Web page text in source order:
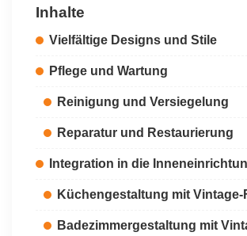
Inhalte
Vielfältige Designs und Stile
Pflege und Wartung
Reinigung und Versiegelung
Reparatur und Restaurierung
Integration in die
Küchengestaltung mit Vintage-
Badezimmergestaltung mit